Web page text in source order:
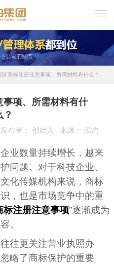
区商标注册注意事项、所需材料有什么？
事项、所需材料有什
？
发布者： 创始人 来源： 泓灼
业数量持续增长，越来
问题。对于科技企业、
化传媒机构来说，商标
，也是市场竞争中的重
标注册注意事项”逐渐成为
。
往更关注营业执照办
略了商标保护的重要